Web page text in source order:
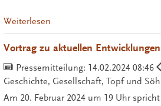
Weiterlesen
Vortrag zu aktuellen
Pressemitteilung: 14.02.2024 08:46
Geschichte, Gesellschaft, Topf und
Am 20. Februar 2024 um 19 Uhr